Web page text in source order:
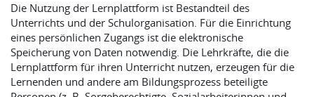
Die Nutzung der Lernplattform ist Bestandteil des
Unterrichts und der Schulorganisation. Für die Einrichtung
eines persönlichen Zugangs ist die elektronische
Speicherung von Daten notwendig. Die Lehrkräfte, die die
Lernplattform für ihren Unterricht nutzen, erzeugen für die
Lernenden und andere am Bildungsprozess beteiligte